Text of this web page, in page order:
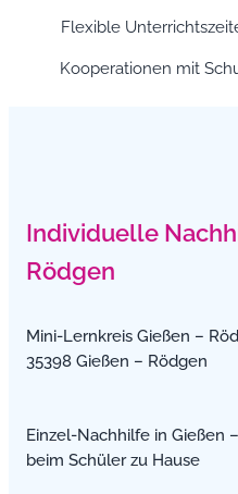
Flexible
Kooperationen mit
Individuelle
Rödgen
Mini-Lernkreis Gießen –
35398 Gießen – Rödgen
Einzel-Nachhilfe in Gießen
beim Schüler zu Hause